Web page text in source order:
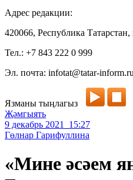
Адрес редакции:
420066, Республика
Тел.: +7 843 222 0 999
Эл. почта: infotat@tatar-inform.ru
Язманы тыңлагыз
Җәмгыять
9 декабрь 2021 15:27
Гөлнар Гарифуллина
«Мине әсәем